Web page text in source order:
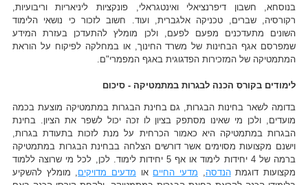
בנוסחא, חשבון דיפרנציאלי ואינטגראלי, פונקציות ליניאריות וריבועיות,
רקורסיה, שברים, טכניקה אלגברית, ועוד. חשוב לזכור כי נושאי הלימוד
השונים מתעדכנים מפעם לפעם, ולכן מומלץ להתעדכן בעזרת המידע
שמפרסם אגף הבחינות של משרד החינוך, או במחלקה לפיקוח על הוראת
המתמטיקה של המזכירות הפדגוגית באגף המפמרי"ם.
לימודים בקורס הכנה לבגרות במתמטיקה - סיכום
בדומה לשאר בחינות הבגרות, גם בחינת הבגרות במתמטיקה מוצעת בכמה
מועדים, ולכן מי שאינו מסתפק בציון לו זכה יכול לשפר את הציון. בחינת
הבגרות במתמטיקה היא כאמור הכרחית על מנת לזכות בתעודת בגרות,
וישנם מקצועות מסוימים אשר דורשים הצלחה בבחינת הבגרות במתמטיקה
ברמה של 4 יחידות לימוד או אף 5 יחידות לימוד. לכן, לכל מי שרוצה ללמוד
מקצועות דוגמתהנדסה מדעי החיים או מדעים מדויקים , מומלץ להשקיע